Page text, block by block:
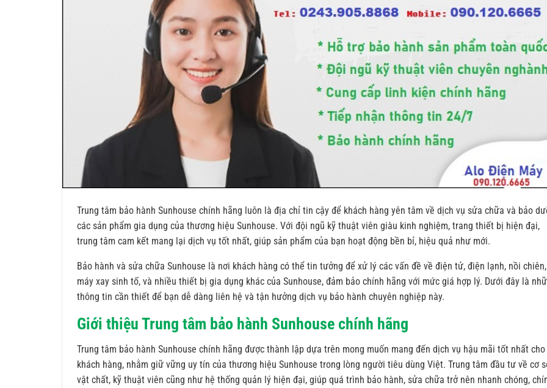
Trung tâm bảo hành Sunhouse chính hãng luôn là địa chỉ tin cậy để khách hàng yên tâm về dịch vụ sửa chữa và bảo
các sản phẩm gia dụng của thương hiệu Sunhouse. Với đội ngũ kỹ thuật viên giàu kinh nghiệm, trang thiết bị hiện đại,
trung tâm cam kết mang lại dịch vụ tốt nhất, giúp sản phẩm của bạn hoạt động bền bỉ, hiệu quả như mới.
Bảo hành và sửa chữa Sunhouse là nơi khách hàng có thể tin tưởng để xử lý các vấn đề về điện tử, điện lạnh, nồi chiên,
máy xay sinh tố, và nhiều thiết bị gia dụng khác của Sunhouse, đảm bảo chính hãng với mức giá hợp lý. Dưới đây là
thông tin cần thiết để bạn dễ dàng liên hệ và tận hưởng dịch vụ bảo hành chuyên nghiệp này.
Giới thiệu Trung tâm bảo hành Sunhouse chính hãng
Trung tâm bảo hành Sunhouse chính hãng được thành lập dựa trên mong muốn mang đến dịch vụ hậu mãi tốt nhất cho
khách hàng, nhằm giữ vững uy tín của thương hiệu Sunhouse trong lòng người tiêu dùng Việt. Trung tâm đầu tư về cơ
vật chất, kỹ thuật viên cũng như hệ thống quản lý hiện đại, giúp quá trình bảo hành, sửa chữa trở nên nhanh chóng,